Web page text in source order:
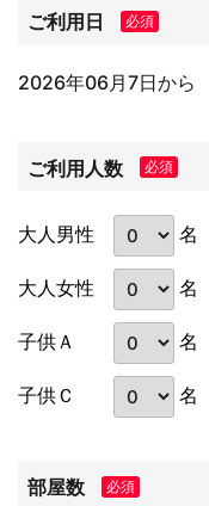
ご利用日 必須
2026年06月7日から
ご利用人数 必須
大人男性 名
大人女性 名
子供Ａ 名
子供Ｃ 名
部屋数 必須